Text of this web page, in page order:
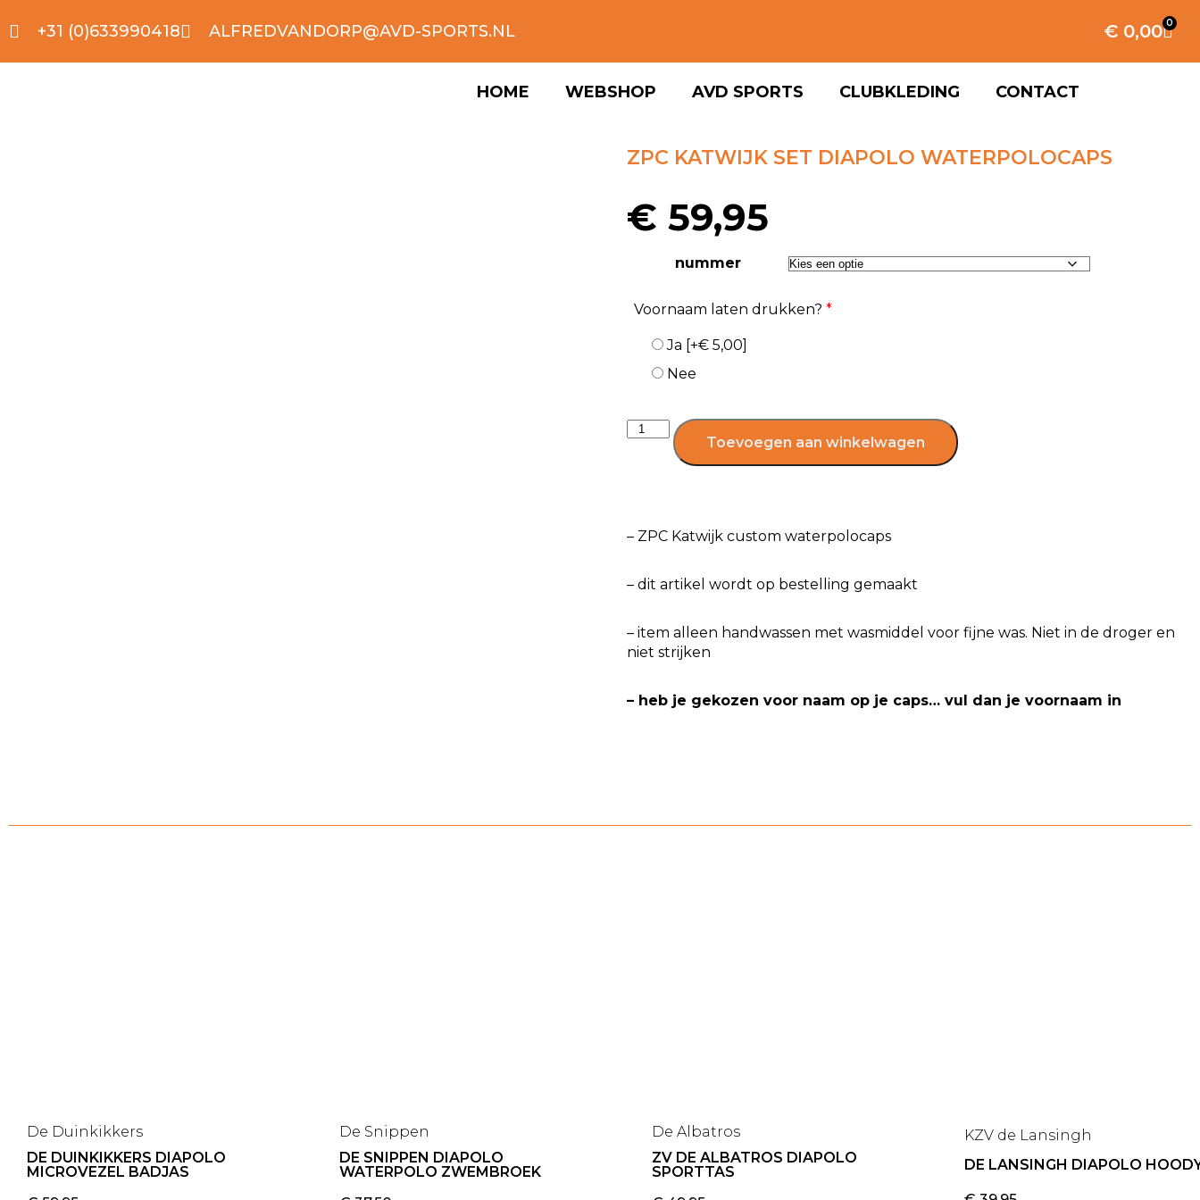
+31 (0)633990418 ALFREDVANDORP@AVD-SPORTS.NL €0,00 0
HOME WEBSHOP AVD SPORTS CLUBKLEDING CONTACT
ZPC KATWIJK SET DIAPOLO WATERPOLOCAPS
€ 59,95
nummer
Voornaam laten drukken? *
Ja [+€ 5,00]
Nee
Toevoegen aan winkelwagen
– ZPC Katwijk custom waterpolocaps
– dit artikel wordt op bestelling gemaakt
– item alleen handwassen met wasmiddel voor fijne was. Niet in de droger en
niet strijken
– heb je gekozen voor naam op je caps… vul dan je voornaam in
De Duinkikkers
DE DUINKIKKERS DIAPOLO
MICROVEZEL BADJAS
De Snippen
DE SNIPPEN DIAPOLO
WATERPOLO ZWEMBROEK
De Albatros
ZV DE ALBATROS DIAPOLO
SPORTTAS
KZV de Lansingh
DE LANSINGH DIAPOLO